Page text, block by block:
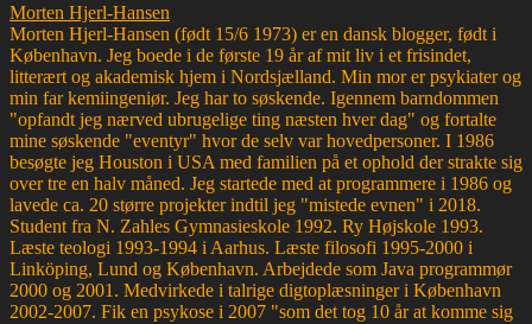
Morten Hjerl-Hansen
Morten Hjerl-Hansen (født 15/6 1973) er en dansk blogger, født i
København. Jeg boede i de første 19 år af mit liv i et frisindet,
litterært og akademisk hjem i Nordsjælland. Min mor er psykiater og
min far kemiingeniør. Jeg har to søskende. Igennem barndommen
"opfandt jeg nærved ubrugelige ting næsten hver dag" og fortalte
mine søskende "eventyr" hvor de selv var hovedpersoner. I 1986
besøgte jeg Houston i USA med familien på et ophold der strakte sig
over tre en halv måned. Jeg startede med at programmere i 1986 og
lavede ca. 20 større projekter indtil jeg "mistede evnen" i 2018.
Student fra N. Zahles Gymnasieskole 1992. Ry Højskole 1993.
Læste teologi 1993-1994 i Aarhus. Læste filosofi 1995-2000 i
Linköping, Lund og København. Arbejdede som Java programmør
2000 og 2001. Medvirkede i talrige digtoplæsninger i København
2002-2007. Fik en psykose i 2007 "som det tog 10 år at komme sig